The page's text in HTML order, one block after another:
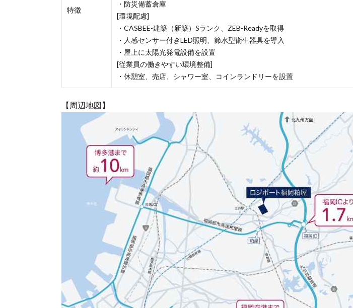
特徴
・防災備蓄倉庫
[環境配慮]
・CASBEE-建築（新築）Sランク、ZEB-Readyを取得
・人感センサー付きLED照明、節水型衛生器具を導入
・屋上に太陽光発電設備を設置
[従業員の働きやすい環境整備]
・休憩室、売店、シャワー室、コインランドリーを設置
【周辺地図】